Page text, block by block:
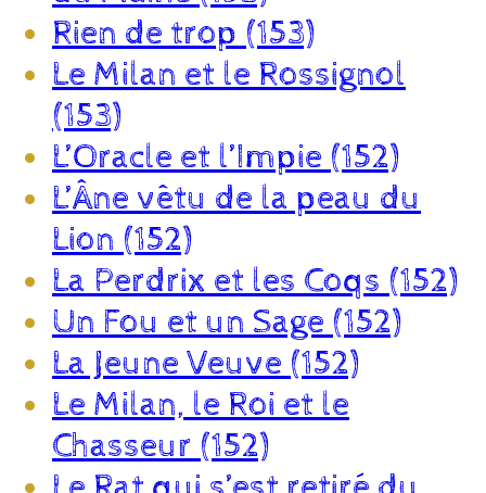
Rien de trop (153)
Le Milan et le Rossignol
(153)
L’Oracle et l’Impie (152)
L’Âne vêtu de la peau du
Lion (152)
La Perdrix et les Coqs (152)
Un Fou et un Sage (152)
La Jeune Veuve (152)
Le Milan, le Roi et le
Chasseur (152)